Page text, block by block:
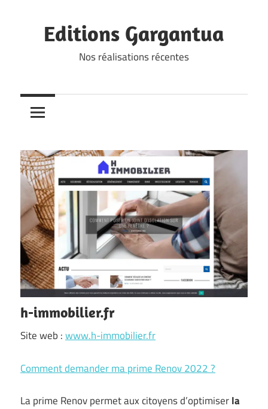
contentEditions Gargantua
Nos réalisations récentes
h-immobilier.fr
Site web :www.h-immobilier.fr
Comment demander ma prime Renov 2022 ?
La prime Renov permet aux citoyens d’optimiserla